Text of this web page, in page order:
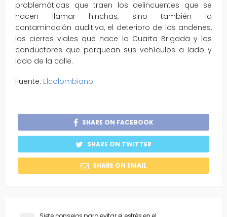
problemáticas que traen los delincuentes que se
hacen llamar hinchas, sino también la
contaminación auditiva, el deterioro de los andenes,
los cierres viales que hace la Cuarta Brigada y los
conductores que parquean sus vehículos a lado y
lado de la calle.
Fuente: Elcolombiano
SHARE ON FACEBOOK
SHARE ON TWITTER
SHARE ON EMAIL